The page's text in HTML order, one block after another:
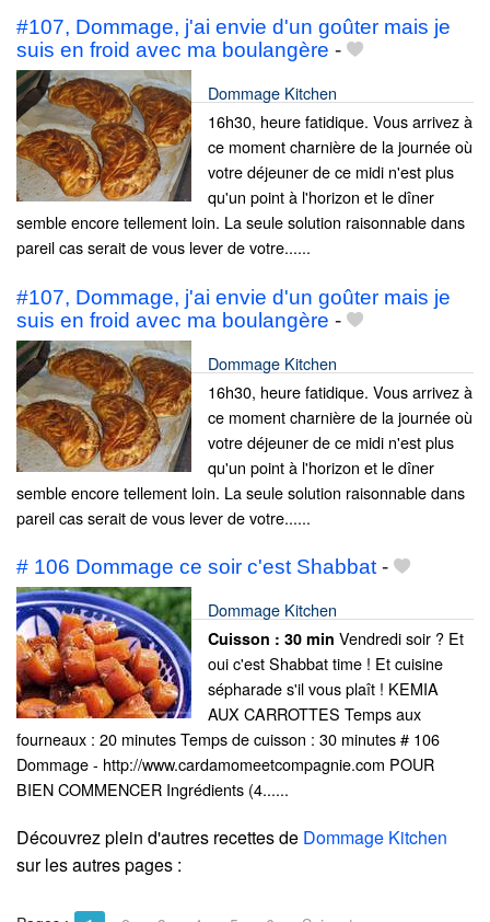
#107, Dommage, j'ai envie d'un goûter mais je
suis en froid avec ma boulangère -
Dommage Kitchen
16h30, heure fatidique. Vous arrivez à
ce moment charnière de la journée où
votre déjeuner de ce midi n'est plus
qu'un point à l'horizon et le dîner
semble encore tellement loin. La seule solution raisonnable dans
pareil cas serait de vous lever de votre......
#107, Dommage, j'ai envie d'un goûter mais je
suis en froid avec ma boulangère -
Dommage Kitchen
16h30, heure fatidique. Vous arrivez à
ce moment charnière de la journée où
votre déjeuner de ce midi n'est plus
qu'un point à l'horizon et le dîner
semble encore tellement loin. La seule solution raisonnable dans
pareil cas serait de vous lever de votre......
# 106 Dommage ce soir c'est Shabbat -
Dommage Kitchen
Cuisson : 30 min Vendredi soir ? Et
oui c'est Shabbat time ! Et cuisine
sépharade s'il vous plaît ! KEMIA
AUX CARROTTES Temps aux
fourneaux : 20 minutes Temps de cuisson : 30 minutes # 106
Dommage - http://www.cardamomeetcompagnie.com POUR
BIEN COMMENCER Ingrédients (4......
Découvrez plein d'autres recettes de Dommage Kitchen
sur les autres pages :